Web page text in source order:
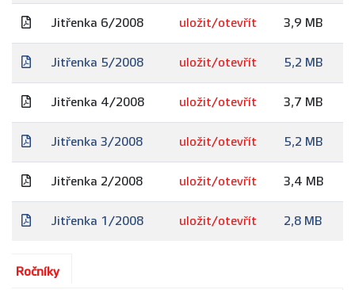
Jitřenka 6/2008 uložit/otevřít 3,9 MB
Jitřenka 5/2008 uložit/otevřít 5,2 MB
Jitřenka 4/2008 uložit/otevřít 3,7 MB
Jitřenka 3/2008 uložit/otevřít 5,2 MB
Jitřenka 2/2008 uložit/otevřít 3,4 MB
Jitřenka 1/2008 uložit/otevřít 2,8 MB
Ročníky